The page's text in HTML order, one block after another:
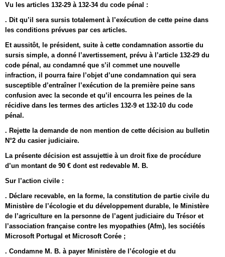
Vu les articles 132-29 à 132-34 du code pénal :
. Dit qu’il sera sursis totalement à l’exécution de cette peine dans
les conditions prévues par ces articles.
Et aussitôt, le président, suite à cette condamnation assortie du
sursis simple, a donné l’avertissement, prévu à l’article 132-29 du
code pénal, au condamné que s’il commet une nouvelle
infraction, il pourra faire l’objet d’une condamnation qui sera
susceptible d’entraîner l’exécution de la première peine sans
confusion avec la seconde et qu’il encourra les peines de la
récidive dans les termes des articles 132-9 et 132-10 du code
pénal.
. Rejette la demande de non mention de cette décision au bulletin
N°2 du casier judiciaire.
La présente décision est assujettie à un droit fixe de procédure
d’un montant de 90 € dont est redevable M. B.
Sur l’action civile :
. Déclare recevable, en la forme, la constitution de partie civile du
Ministère de l’écologie et du développement durable, le Ministère
de l’agriculture en la personne de l’agent judiciaire du Trésor et
l’association française contre les myopathies (Afm), les sociétés
Microsoft Portugal et Microsoft Corée ;
. Condamne M. B. à payer Ministère de l’écologie et du